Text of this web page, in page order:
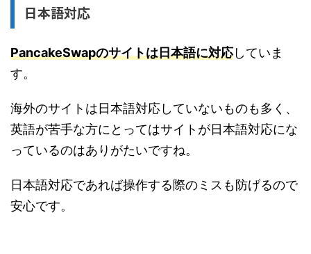
日本語対応
PancakeSwapのサイトは日本語に対応していま
す。
海外のサイトは日本語対応していないものも多く、
英語が苦手な方にとってはサイトが日本語対応にな
っているのはありがたいですね。
日本語対応であれば操作する際のミスも防げるので
安心です。